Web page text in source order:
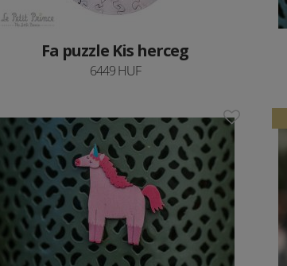
Fa puzzle Kis herceg
6449 HUF